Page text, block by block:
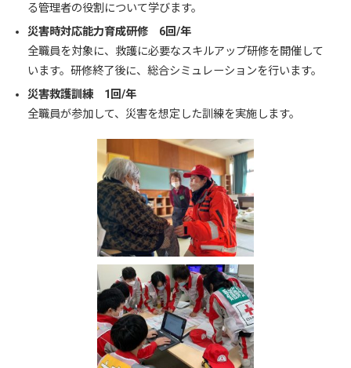
る管理者の役割について学びます。
災害時対応能力育成研修 6回/年
全職員を対象に、救護に必要なスキルアップ研修を開催して
います。研修終了後に、総合シミュレーションを行います。
災害救護訓練 1回/年
全職員が参加して、災害を想定した訓練を実施します。